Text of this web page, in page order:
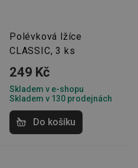
Polévková lžíce
CLASSIC, 3 ks
249 Kč
Skladem v e-shopu
Skladem v 130 prodejnách
Do košíku